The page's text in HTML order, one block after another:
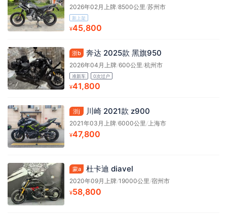
2026年02月上牌/8500公里 /苏州市
新上架
¥45,800
浙b 奔达 2025款 黑旗950
2026年04月上牌/600公里 /杭州市
准新车 0次过户
¥41,800
浙j 川崎 2021款 z900
2021年03月上牌/6000公里 /上海市
¥47,800
蒙a 杜卡迪 diavel
2020年09月上牌/19000公里 /宿州市
¥58,800